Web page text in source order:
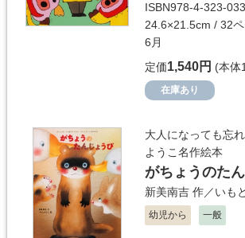
ISBN978-4-323-
24.6×21.5cm / 32
6月
定価1,540円 (本体
在庫あり
大人になっても忘
ようこ名作絵本
がちょうのた
新美南吉 作／いも
幼児から 一般